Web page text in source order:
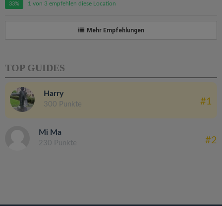
33% 1 von 3 empfehlen diese Location
Mehr Empfehlungen
TOP GUIDES
Harry
300 Punkte #1
Mi Ma
230 Punkte #2